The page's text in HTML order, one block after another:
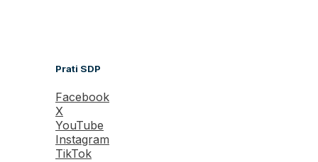
Prati SDP
Facebook
X
YouTube
Instagram
TikTok